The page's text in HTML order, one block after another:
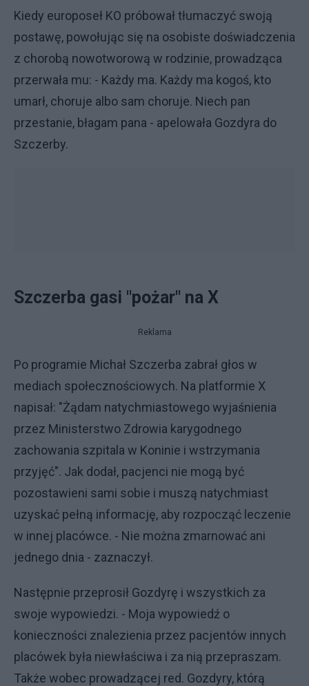
Kiedy europoseł KO próbował tłumaczyć swoją
postawę, powołując się na osobiste doświadczenia
z chorobą nowotworową w rodzinie, prowadząca
przerwała mu: - Każdy ma. Każdy ma kogoś, kto
umarł, choruje albo sam choruje. Niech pan
przestanie, błagam pana - apelowała Gozdyra do
Szczerby.
Szczerba gasi "pożar" na X
Reklama
Po programie Michał Szczerba zabrał głos w
mediach społecznościowych. Na platformie X
napisał: "Żądam natychmiastowego wyjaśnienia
przez Ministerstwo Zdrowia karygodnego
zachowania szpitala w Koninie i wstrzymania
przyjęć". Jak dodał, pacjenci nie mogą być
pozostawieni sami sobie i muszą natychmiast
uzyskać pełną informację, aby rozpocząć leczenie
w innej placówce. - Nie można zmarnować ani
jednego dnia - zaznaczył.
Następnie przeprosił Gozdyrę i wszystkich za
swoje wypowiedzi. - Moja wypowiedź o
konieczności znalezienia przez pacjentów innych
placówek była niewłaściwa i za nią przepraszam.
Także wobec prowadzącej red. Gozdyry, którą